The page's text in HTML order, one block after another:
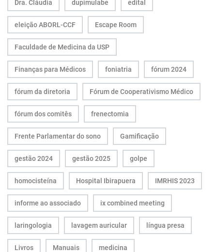
Dra. Cláudia dupimulabe edital
eleição ABORL-CCF Escape Room
Faculdade de Medicina da USP
Finanças para Médicos foniatria fórum 2024
fórum da diretoria Fórum de Cooperativismo Médico
fórum dos comitês frenectomia
Frente Parlamentar do sono Gamificação
gestão 2024 gestão 2025 golpe
homocisteína Hospital Ibirapuera IMRHIS 2023
informe ao associado ix combined meeting
laringologia lavagem auricular língua presa
Livros Manuais medicina